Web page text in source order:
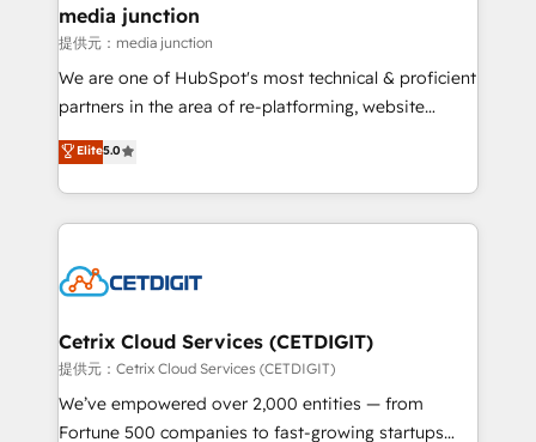
Mexico, USA, and Portugal—we've executed over a
hundred successful operations. Our approach,
rooted in RevOps principles, integrates analysis,
training, planning, and qualification. Leveraging
inbound marketing tactics, we focus on
understanding, nurturing, and converting leads.
competitive market.
media junction
提供元：media junction
We are one of HubSpot's most technical & proficient
partners in the area of re-platforming, website
design & development. We specialize in multi-hub
implementations for mid-market & enterprise
companies. We are woman-owned, powered by
coffee, and we ❤️ dogs. We produce award-winning
Impact Award 🏆2022 Technical Expertise Impact
Award 🏆2020 Elite Solutions Partner 🏆2019
Integrations HubSpot Impact Award 🏆2019
Marketing Enablement HubSpot Impact Award 🏆
2018 Website Design HubSpot Impact Award 🏆2017
Elite5.0
Cetrix Cloud Services (CETDIGIT)
提供元：Cetrix Cloud Services (CETDIGIT)
We’ve empowered over 2,000 entities — from
Fortune 500 companies to fast-growing startups